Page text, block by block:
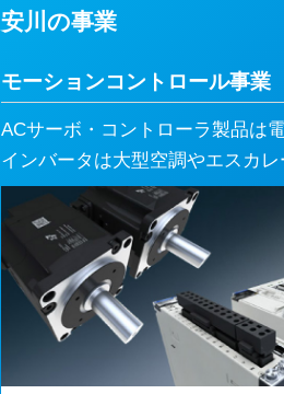
安川の事業
モーションコントロール事業
ACサーボ・コントローラ製品は
インバータは大型空調やエスカ